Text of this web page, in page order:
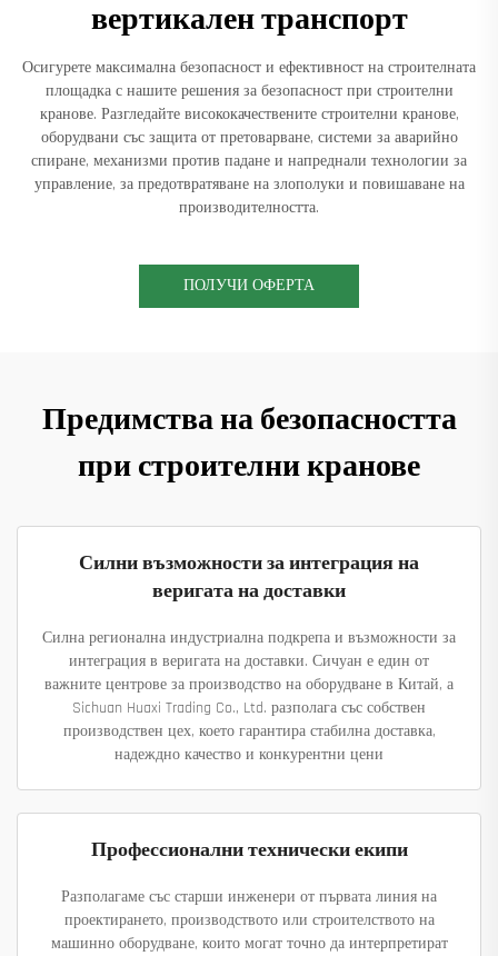
вертикален транспорт
Осигурете максимална безопасност и ефективност на строителната
площадка с нашите решения за безопасност при строителни
кранове. Разгледайте висококачествените строителни кранове,
оборудвани със защита от претоварване, системи за аварийно
спиране, механизми против падане и напреднали технологии за
управление, за предотвратяване на злополуки и повишаване на
производителността.
ПОЛУЧИ ОФЕРТА
Предимства на безопасността
при строителни кранове
Силни възможности за интеграция на
веригата на доставки
Силна регионална индустриална подкрепа и възможности за
интеграция в веригата на доставки. Сичуан е един от
важните центрове за производство на оборудване в Китай, а
Sichuan Huaxi Trading Co., Ltd. разполага със собствен
производствен цех, което гарантира стабилна доставка,
надеждно качество и конкурентни цени
Профессионални технически екипи
Разполагаме със старши инженери от първата линия на
проектирането, производството или строителството на
машинно оборудване, които могат точно да интерпретират